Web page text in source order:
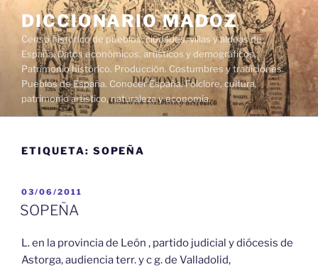
contenido
DICCIONARIO MADOZ
Censo histórico de pueblos, ciudades, villas y aldeas de
España. Datos económicos, artísticos y demográficos.
Patrimonio histórico. Producción. Costumbres y tradiciones.
Pueblos de España. Conocer España. Folclore, cultura,
patrimonio artístico, naturaleza y economía.
ETIQUETA: SOPEÑA
PUBLICADO
EL
03/06/2011
SOPEÑA
L. en la provincia de León , partido judicial y diócesis de
Astorga, audiencia terr. y c g. de Valladolid,